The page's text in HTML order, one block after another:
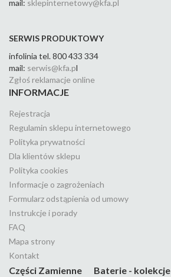
mail: sklepinternetowy@kfa.pl
SERWIS PRODUKTOWY
infolinia tel. 800 433 334
mail: serwis@kfa.pl
Zgłoś reklamacje online
INFORMACJE
Rejestracja
Regulamin sklepu internetowego
Polityka prywatności
Dla klientów sklepu
Polityka cookies
Informacje o zagrożeniach
Formularz odstąpienia od umowy
Instrukcje i porady
FAQ
Mapa strony
Kontakt
Części Zamienne Baterie - kolekcje